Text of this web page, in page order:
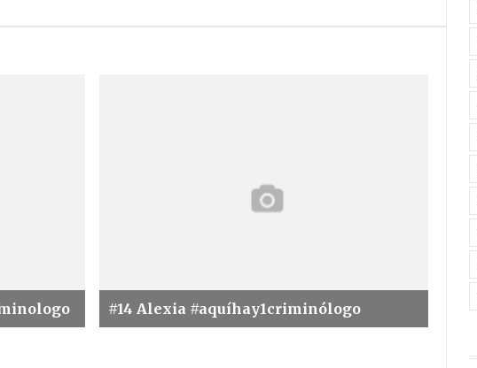
#14 Alexia #aquíhay1criminólogo